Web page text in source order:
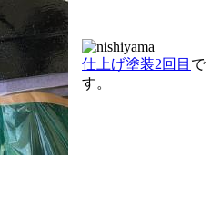
仕上げ塗装2回目 で
す。